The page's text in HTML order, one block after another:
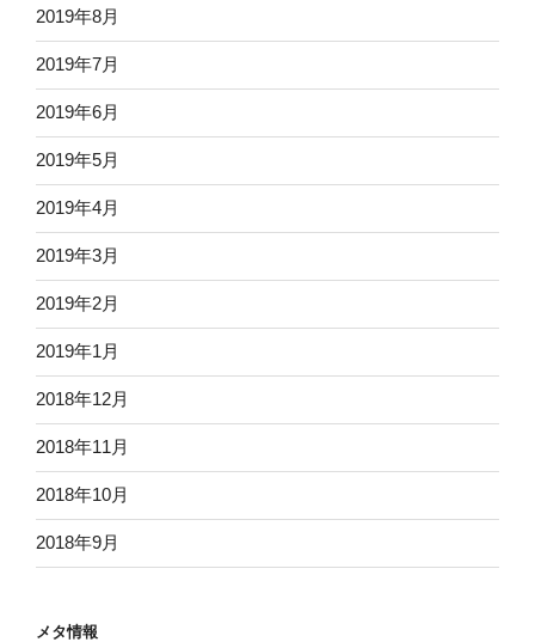
2019年8月
2019年7月
2019年6月
2019年5月
2019年4月
2019年3月
2019年2月
2019年1月
2018年12月
2018年11月
2018年10月
2018年9月
メタ情報